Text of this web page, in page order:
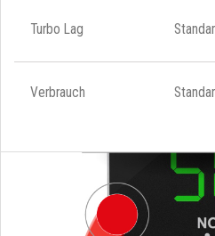
Turbo Lag
Verbrauch